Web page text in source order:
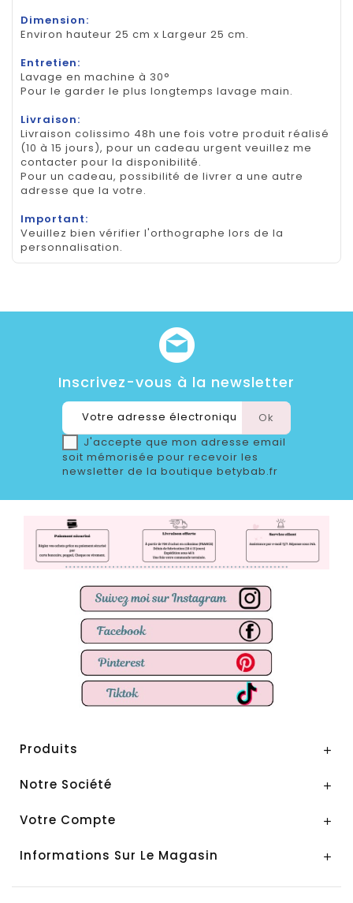
Dimension:
Environ hauteur 25 cm x Largeur 25 cm.
Entretien:
Lavage en machine à 30°
Pour le garder le plus longtemps lavage main.
Livraison:
Livraison colissimo 48h une fois votre produit réalisé
(10 à 15 jours), pour un cadeau urgent veuillez me
contacter pour la disponibilité.
Pour un cadeau, possibilité de livrer a une autre
adresse que la votre.
Important:
Veuillez bien vérifier l'orthographe lors de la
personnalisation.
Inscrivez-vous à la newsletter
J'accepte que mon adresse email
soit mémorisée pour recevoir les
newsletter de la boutique betybab.fr
Produits 
Notre Société 
Votre Compte 
Informations Sur Le Magasin 